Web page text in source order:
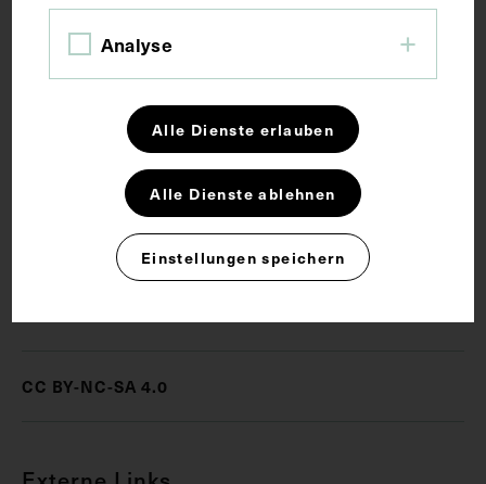
Grundlage eines Gemäldes von Julius Schoppe
angefertigt.
Schlagwörter
Heilkunde
Homöopathie
Schriftsteller
Übersetzer
CC BY-NC-SA 4.0
Analyse
Alle Dienste erlauben
Alle Dienste ablehnen
Einstellungen speichern